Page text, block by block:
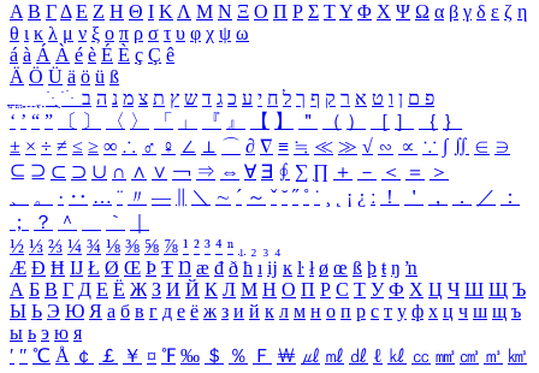
Α Β ΓΔ Ε Ζ Η Θ Ι ΚΛ Μ Ν Ξ Ο Π Ρ Σ ΤΥ Φ Χ Ψ Ω α β γ δ ε ζ η
θ ι κ λ μ ν ξ ο π ρ σ τ υ φ χ ψ ω
á à Á À é è É È ç Ç ê
Ä Ö Ü ä ö ü ß
ִֶֹ ֻּ ׁׂ פ ם ן ו ט א ר ק ף ך ל ח י ע כ ג ד ש ץ ת צ מ נ ה ב
‘ ’ “ ” 〔 〕 〈 〉 「 」 『 』 【 】 ＂ （ ） ［ ］ ｛ ｝
± × ÷ ≠ ≤ ≥ ∞ ∴ ♂ ♀ ∠ ⊥ ⌒ ∂ ∇ ≡ ≒ ≪ ≫ √ ∽ ∝ ∵ ∫ ∬ ∈ ∋
⊆ ⊇ ⊂ ⊃ ∪ ∩ ∧ ∨ ￢ ⇒ ⇔ ∀ ∃ ∮ ∑ ∏ ＋ － ＜ ＝
＞
、
。 · ‥ … ¨ 〃 ― ＼ ∼ ´ ～ ˇ ˘ ˝ ˚ ˙ ¸ ¡ ¿ ː ！ ＇ ， ． ／
：
；
？ ＾ ｀
½ ⅓ ⅔ ¼ ¾ ⅛ ⅜ ⅝ ⅞ ¹ ² ³ ⁴ ⁿ ₁ ₂ ₃ ₄
Æ Ð Ħ Ĳ Ł Ø Œ Þ Ŧ Ŋ æ đ ð ħ ı ĳ ĸ ŀ ł ø œ ß þ ŧ ŋ ŉ
А Б В Г Д Е Ё Ж З И Й К Л М Н О П Р С Т У Ф Х Ц Ч Ш Щ Ъ
Ы Ь Э Ю Я а б в г д е ё ж з и й к л м н о п р с т у ф х ц ч ш щ ъ
ы ь э ю я
′ ″ ℃ Å ￠ ￡ ￥ ¤ ℉ ‰ ＄ ％ Ｆ ￦ ㎕ ㎖ ㎗ ℓ ㎘ ㏄ ㎣ ㎤ ㎥ ㎦